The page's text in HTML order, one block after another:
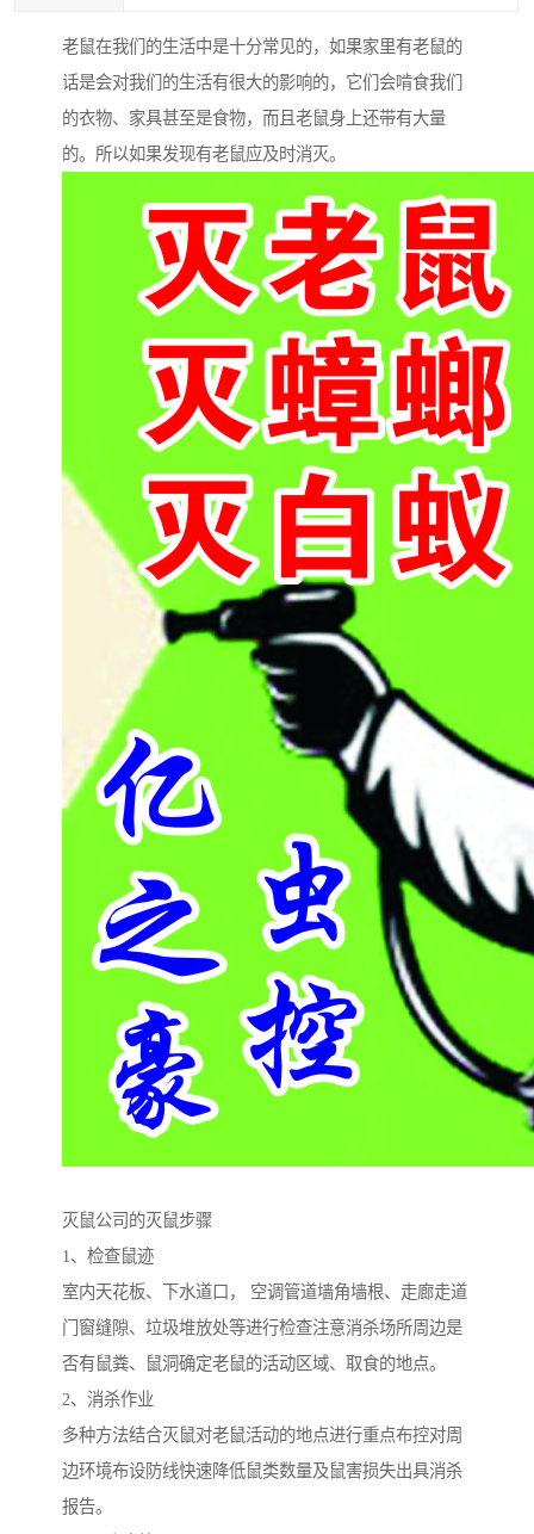
老鼠在我们的生活中是十分常见的，如果家里有老鼠的
话是会对我们的生活有很大的影响的，它们会啃食我们
的衣物、家具甚至是食物，而且老鼠身上还带有大量
的。所以如果发现有老鼠应及时消灭。
灭鼠公司的灭鼠步骤
1、检查鼠迹
室内天花板、下水道口， 空调管道墙角墙根、走廊走道
门窗缝隙、垃圾堆放处等进行检查注意消杀场所周边是
否有鼠粪、鼠洞确定老鼠的活动区域、取食的地点。
2、消杀作业
多种方法结合灭鼠对老鼠活动的地点进行重点布控对周
边环境布设防线快速降低鼠类数量及鼠害损失出具消杀
报告。